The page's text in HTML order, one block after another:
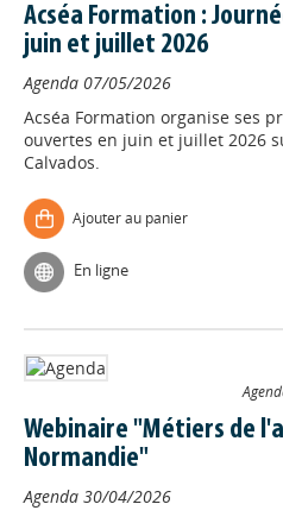
Acséa Formation :
juin et juillet 2026
Agenda 07/05/2026
Acséa Formation organise ses
ouvertes en juin et juillet 2026
Calvados.
Ajouter au panier
En ligne
Webinaire "Métiers de
Normandie"
Agenda 30/04/2026